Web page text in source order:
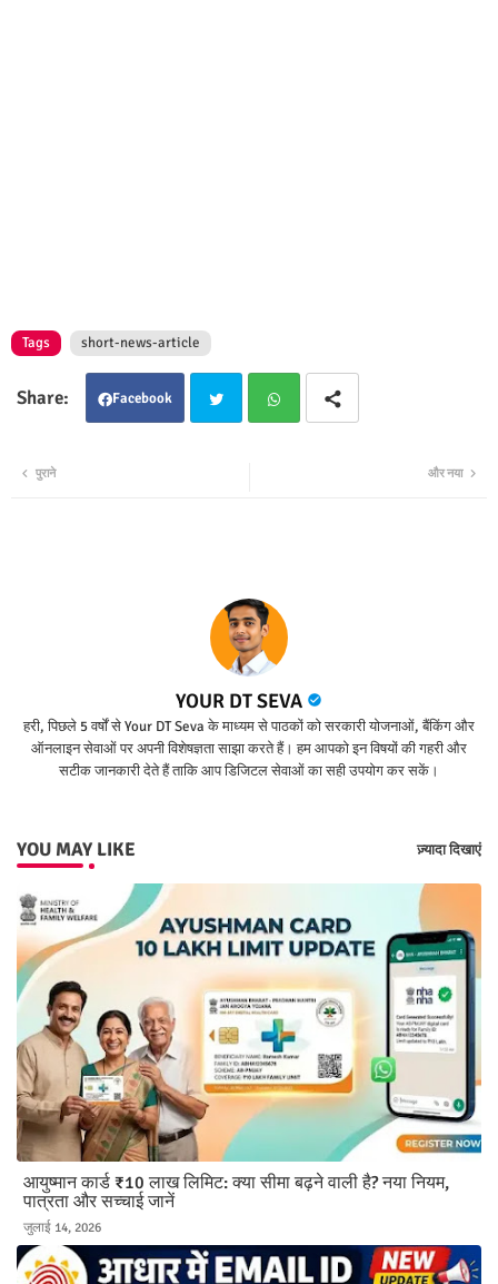
Tags short-news-article
Facebook
और नया
पुराने
YOUR DT SEVA
हरी, पिछले 5 वर्षों से Your DT Seva के माध्यम से पाठकों को सरकारी योजनाओं, बैंकिंग और
ऑनलाइन सेवाओं पर अपनी विशेषज्ञता साझा करते हैं। हम आपको इन विषयों की गहरी और
सटीक जानकारी देते हैं ताकि आप डिजिटल सेवाओं का सही उपयोग कर सकें।
YOU MAY LIKE ज़्यादा दिखाएं
आयुष्मान कार्ड ₹10 लाख लिमिट: क्या सीमा बढ़ने वाली है? नया नियम,
पात्रता और सच्चाई जानें
जुलाई 14, 2026